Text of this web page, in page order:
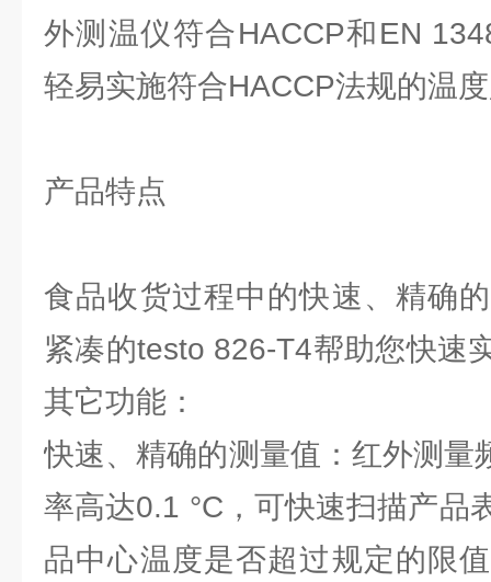
外测温仪符合HACCP和EN
轻易实施符合HACCP法规的温
产品特点
食品收货过程中的快速、精确
紧凑的testo 826-T4帮助您快速
其它功能：
快速、精确的测量值：红外测量
率高达0.1 °C，可快速扫描产品
品中心温度是否超过规定的限